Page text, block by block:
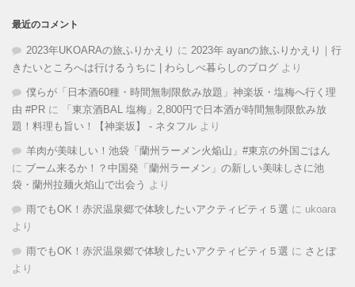
最近のコメント
2023年UKOARAの旅ふりかえり に 2023年 ayanの旅ふりかえり｜行
きたいところへは行けるうちに | わらしべ暮らしのブログ より
僕らが「日本酒60種・時間無制限飲み放題」神楽坂・塩梅へ行く理
由 #PR に
「東京酒BAL 塩梅」2,800円で日本酒が時間無制限飲み放
題！料理も旨い！【神楽坂】 - ネタフル より
羊肉が美味しい！池袋「蘭州ラーメン火焔山」#東京の外国ごはん
に ブーム来るか！？中国発「蘭州ラーメン」の新しい美味しさに池
袋・蘭州拉麺火焰山で出会う より
雨でもOK！赤沢温泉郷で体験したいアクティビティ５選 に ukoara
より
雨でもOK！赤沢温泉郷で体験したいアクティビティ５選 に さとぼ
より